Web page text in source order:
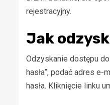
rejestracyjny.
Jak
Odzyskanie dostępu
hasła”, podać adres
hasła. Kliknięcie linku